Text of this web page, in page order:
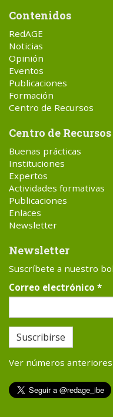
Contenidos
RedAGE
Noticias
Opinión
Eventos
Publicaciones
Formación
Centro de Recursos
Centro de Recursos
Buenas prácticas
Instituciones
Expertos
Actividades formativas
Publicaciones
Enlaces
Newsletter
Newsletter
Suscríbete a nuestro
Correo electrónico *
Suscribirse
Ver números anteriores